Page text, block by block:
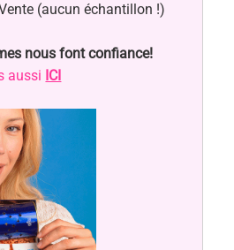
(aucun échantillon !)
nous font confiance!
aussi ICI